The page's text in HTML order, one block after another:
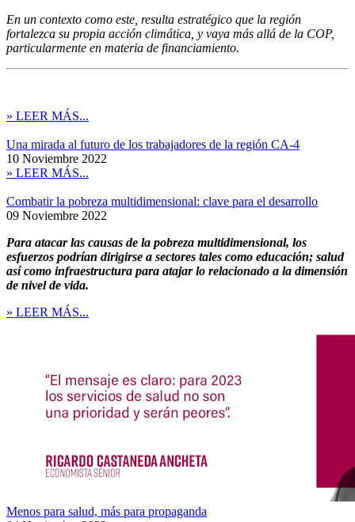
En un contexto como este, resulta estratégico que la región
fortalezca su propia acción climática, y vaya más allá de la COP,
particularmente en materia de financiamiento.
» LEER MÁS...
Una mirada al futuro de los trabajadores de la región CA-4
10 Noviembre 2022
» LEER MÁS...
Combatir la pobreza multidimensional: clave para el desarrollo
09 Noviembre 2022
Para atacar las causas de la pobreza multidimensional, los
esfuerzos podrían dirigirse a sectores tales como educación; salud
así como infraestructura para atajar lo relacionado a la dimensión
de nivel de vida.
» LEER MÁS...
Menos para salud, más para propaganda